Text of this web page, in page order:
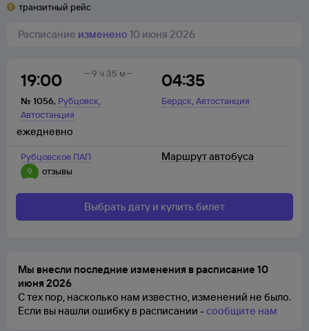
транзитный рейс
Расписание изменено 10 июня 2026
19:00
№ 1056, Рубцовск,
Автостанция
04:35
Бердск,Автостанция
9 ч 35 м
Рубцовское ПАП
9
отзывы
ежедневно
Маршрут автобуса
Выбрать дату и купить билет
Мы внесли последние изменения в расписание 10
июня 2026
С тех пор, насколько нам известно, изменений не было.
Если вы нашли ошибку в расписании -сообщите нам